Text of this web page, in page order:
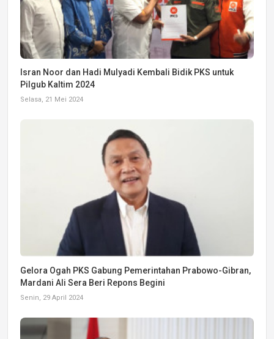
Isran Noor dan Hadi Mulyadi Kembali Bidik PKS untuk
Pilgub Kaltim 2024
Selasa, 21 Mei 2024
Gelora Ogah PKS Gabung Pemerintahan Prabowo-Gibran,
Mardani Ali Sera Beri Repons Begini
Senin, 29 April 2024